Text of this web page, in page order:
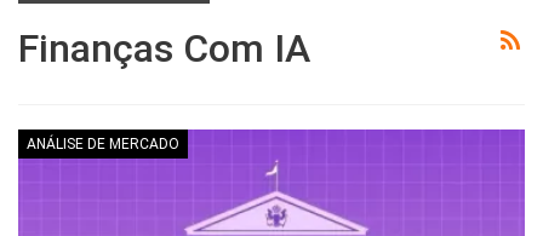
Finanças Com IA
ANÁLISE DE MERCADO